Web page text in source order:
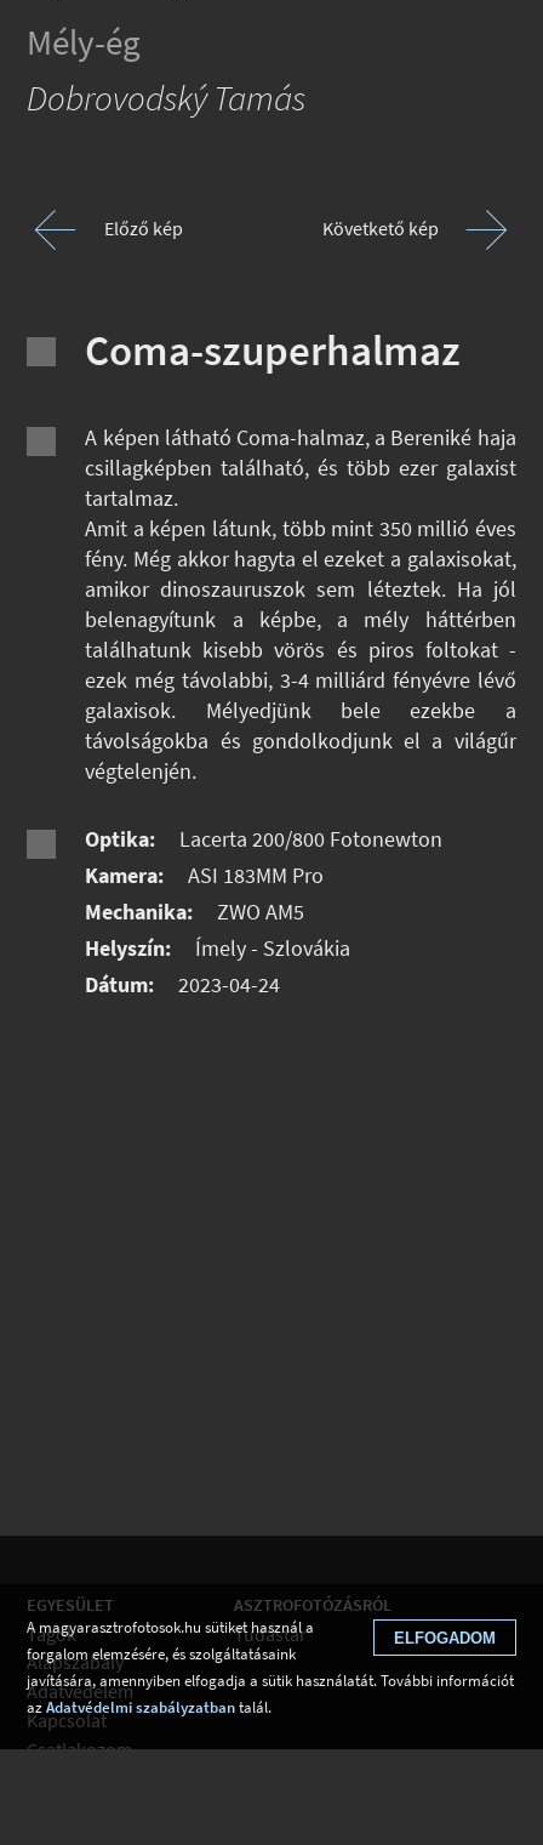
Mély-ég
Dobrovodský Tamás
Előző kép Követkető kép
Coma-szuperhalmaz
A képen látható Coma-halmaz, a Bereniké haja
csillagképben található, és több ezer galaxist
tartalmaz.
Amit a képen látunk, több mint 350 millió éves
fény. Még akkor hagyta el ezeket a galaxisokat,
amikor dinoszauruszok sem léteztek. Ha jól
belenagyítunk a képbe, a mély háttérben
találhatunk kisebb vörös és piros foltokat -
ezek még távolabbi, 3-4 milliárd fényévre lévő
galaxisok. Mélyedjünk bele ezekbe a
távolságokba és gondolkodjunk el a világűr
végtelenjén.
Optika:
Lacerta 200/800 Fotonewton
Kamera:
ASI 183MM Pro
Mechanika:
ZWO AM5
Helyszín:
Ímely - Szlovákia
Dátum:
2023-04-24
EGYESÜLET
Tagok
Alapszabály
Adatvédelem
Kapcsolat
Csatlakozom
ASZTROFOTÓZÁSRÓL
Tudástár ELFOGADOM
A magyarasztrofotosok.hu sütiket használ a
forgalom elemzésére, és szolgáltatásaink
javítására, amennyiben elfogadja a sütik használatát. További információt
azAdatvédelmi szabályzatbantalál.